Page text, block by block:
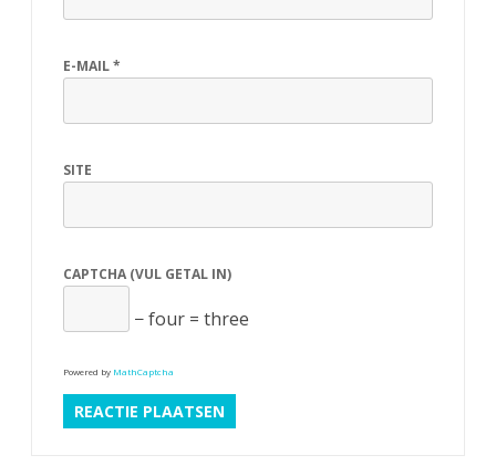
E-MAIL*
SITE
CAPTCHA (VUL GETAL IN)
− four = three
Powered by MathCaptcha